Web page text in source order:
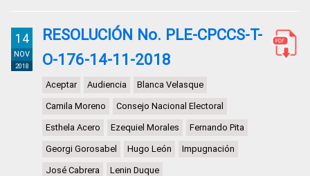
14
NOV
2018
RESOLUCIÓN No. PLE-CPCCS-T-
O-176-14-11-2018
Aceptar Audiencia Blanca Velasque
Camila Moreno Consejo Nacional Electoral
Esthela Acero Ezequiel Morales Fernando Pita
Georgi Gorosabel Hugo León Impugnación
José Cabrera Lenin Duque